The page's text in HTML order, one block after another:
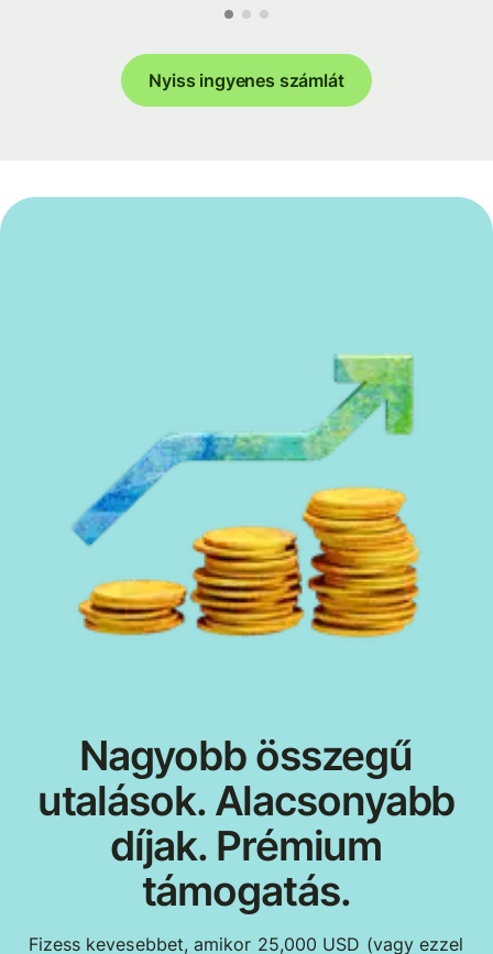
Nyiss ingyenes számlát
Nagyobb összegű
utalások. Alacsonyabb
díjak. Prémium
támogatás.
Fizess kevesebbet, amikor 25,000 USD (vagy ezzel